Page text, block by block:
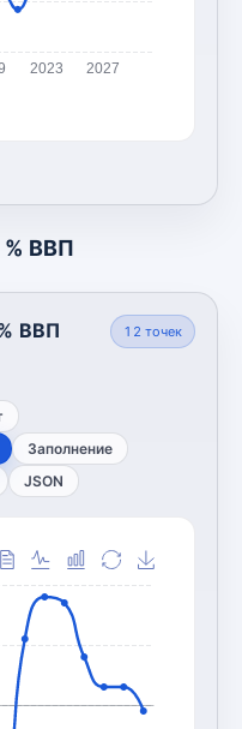
2023 2027
% ВВП
ВВП 12 точек
Заполнение
JSON